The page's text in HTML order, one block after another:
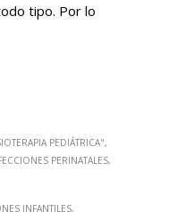
tipo. Por lo
PEDIÁTRICA"
PERINATALES
INFANTILES